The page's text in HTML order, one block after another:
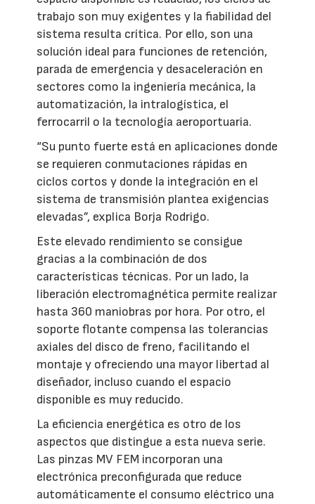
trabajo son muy exigentes y la fiabilidad del
sistema resulta crítica. Por ello, son una
solución ideal para funciones de retención,
parada de emergencia y desaceleración en
sectores como la ingeniería mecánica, la
automatización, la intralogística, el
ferrocarril o la tecnología aeroportuaria.
“Su punto fuerte está en aplicaciones donde
se requieren conmutaciones rápidas en
ciclos cortos y donde la integración en el
sistema de transmisión plantea exigencias
elevadas”, explica Borja Rodrigo.
Este elevado rendimiento se consigue
gracias a la combinación de dos
características técnicas. Por un lado, la
liberación electromagnética permite realizar
hasta 360 maniobras por hora. Por otro, el
soporte flotante compensa las tolerancias
axiales del disco de freno, facilitando el
montaje y ofreciendo una mayor libertad al
diseñador, incluso cuando el espacio
disponible es muy reducido.
La eficiencia energética es otro de los
aspectos que distingue a esta nueva serie.
Las pinzas MV FEM incorporan una
electrónica preconfigurada que reduce
automáticamente el consumo eléctrico una